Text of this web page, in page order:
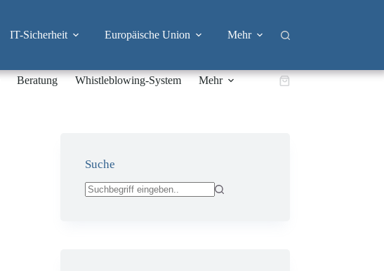
IT-Sicherheit Europäische Union Mehr
Beratung Whistleblowing-System Mehr Warenkorb
Suche